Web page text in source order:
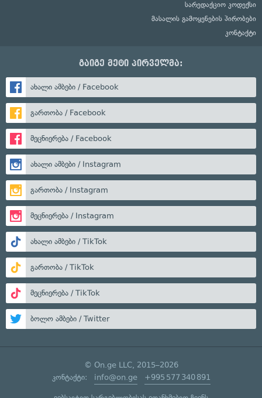
სარედაქციო კოდექსი
მასალის გამოყენების პირობები
კონტაქტი
გაიგე მეტი პირველმა:
ახალი ამბები / Facebook
გართობა / Facebook
მეცნიერება / Facebook
ახალი ამბები / Instagram
გართობა / Instagram
მეცნიერება / Instagram
ახალი ამბები / TikTok
გართობა / TikTok
მეცნიერება / TikTok
ბოლო ამბები / Twitter
© On.ge LLC, 2015–2026
კონტაქტი: info@on.ge +995 577 340 891